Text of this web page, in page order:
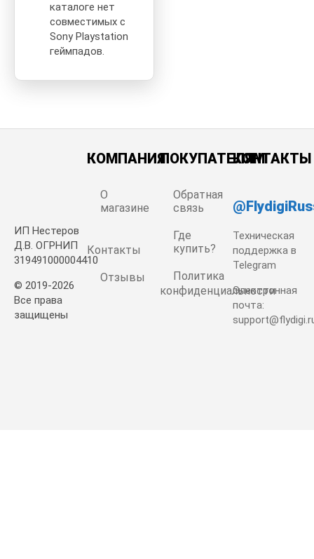
каталоге нет
совместимых с
Sony Playstation
геймпадов.
КОНТАКТЫ
Техническая
поддержка в
Telegram
Электронная
почта:
ПОКУПАТЕЛЯМ
Обратная
связь
Где
купить?
Политика
конфиденциальности
КОМПАНИЯ
О
магазине
Контакты
Отзывы
ИП Нестеров
Д.В. ОГРНИП
319491000004410
© 2019-2026
Все права
защищены